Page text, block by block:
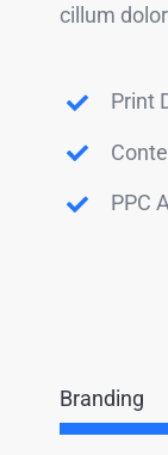
cillum
Print
PPC
Branding